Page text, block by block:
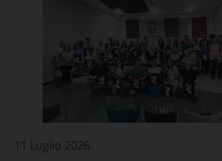
11 Luglio 2026